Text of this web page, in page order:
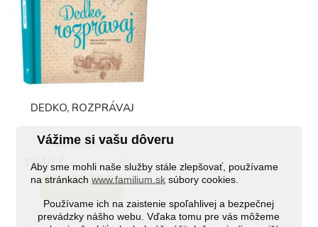
Vážime si vašu dôveru
Aby sme mohli naše služby stále zlepšovať, používame
na stránkachwww.familium.sk súbory cookies.
Používame ich na zaistenie spoľahlivej a bezpečnej
prevádzky nášho webu. Vďaka tomu pre vás môžeme
DEDKO, ROZPRÁVAJ
NA SKLADE
19,40 € (s DPH) 27,90 €
(111)
Do košíka